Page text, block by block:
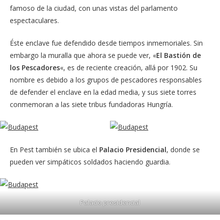
famoso de la ciudad, con unas vistas del parlamento
espectaculares.
Éste enclave fue defendido desde tiempos inmemoriales. Sin
embargo la muralla que ahora se puede ver, «El Bastión de
los Pescadores«, es de reciente creación, allá por 1902. Su
nombre es debido a los grupos de pescadores responsables
de defender el enclave en la edad media, y sus siete torres
conmemoran a las siete tribus fundadoras Hungría.
En Pest también se ubica el Palacio Presidencial, donde se
pueden ver simpáticos soldados haciendo guardia.
Palacio presidencial